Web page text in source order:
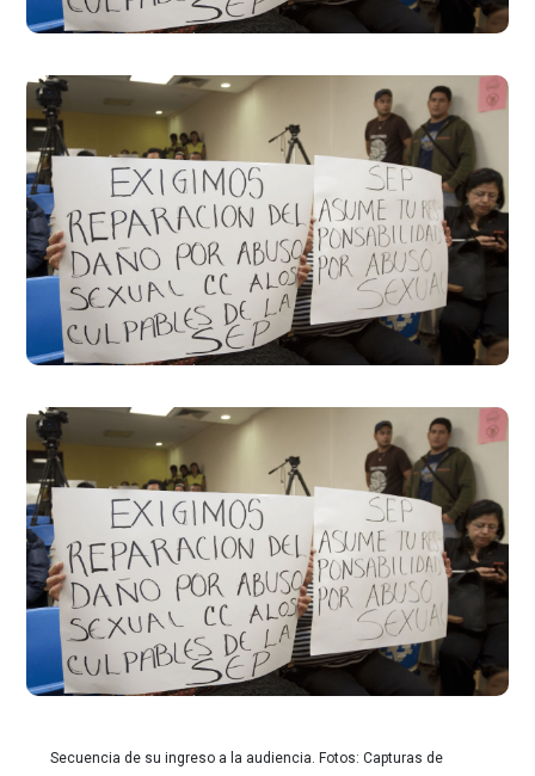
Secuencia de su ingreso a la audiencia. Fotos: Capturas de